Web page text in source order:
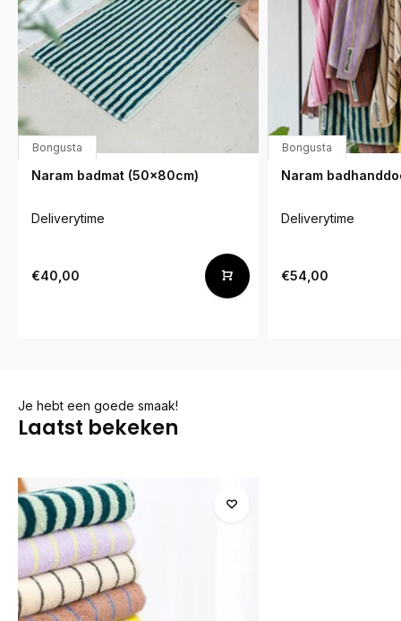
Bongusta
Naram badmat (50x80cm)
Deliverytime
€40,00
Bongusta
Naram
Deliverytime
€54,00
Je hebt een goede smaak!
Laatst bekeken